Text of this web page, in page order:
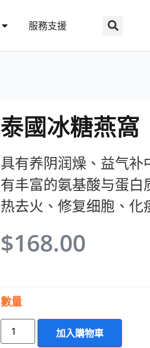
服務支援
泰國冰糖燕窩
具有养阴润燥、益气补
有丰富的氨基酸与蛋白
热去火、修复细胞、化
$168.00
數量
加入購物車